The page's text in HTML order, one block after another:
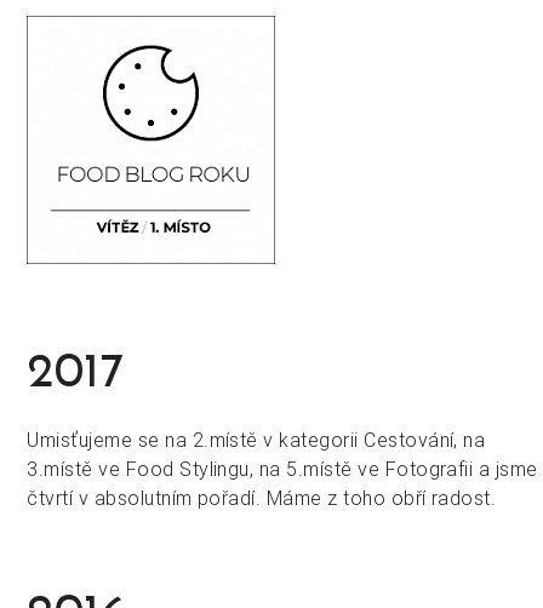
2017
Umisťujeme se na 2.místě v kategorii Cestování, na
3.místě ve Food Stylingu, na 5.místě ve Fotografii a jsme
čtvrtí v absolutním pořadí. Máme z toho obří radost.